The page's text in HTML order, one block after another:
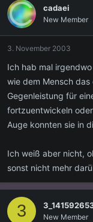
cadaei
New Member
3. November 2003
Ich hab mal
wie dem Mensch
Gegenleistung für
fortzuentwickeln
Auge konnten sie in
Ich weiß aber nicht,
sonst nicht mehr
3 New Member